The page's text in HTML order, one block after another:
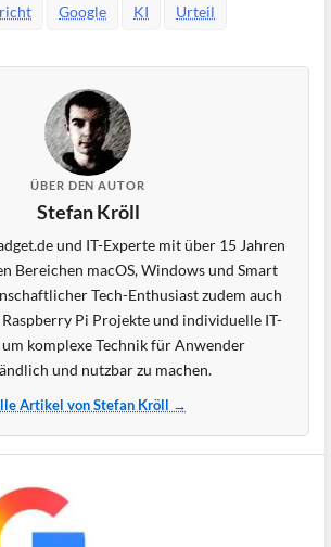
Google KI Urteil
ÜBER DEN AUTOR
Stefan Kröll
und IT-Experte mit über 15 Jahren
Bereichen macOS, Windows und Smart
Tech-Enthusiast zudem auch
Pi Projekte und individuelle IT-
um komplexe Technik für Anwender
und nutzbar zu machen.
Artikel von Stefan Kröll →